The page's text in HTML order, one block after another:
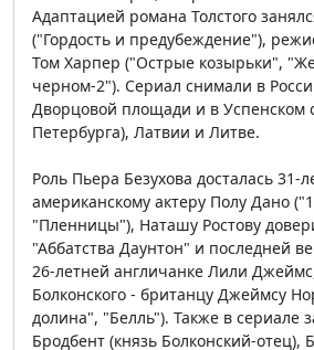
Адаптацией романа Толстого
("Гордость и предубеждение"),
Том Харпер ("Острые козырьки",
черном-2"). Сериал снимали в
Дворцовой площади и в Успенском
Петербурга), Латвии и Литве.
Роль Пьера Безухова досталась 31-
американскому актеру Полу Дано
"Пленницы"), Наташу Ростову
"Аббатства Даунтон" и последней
26-летней англичанке Лили
Болконского - британцу Джеймсу
долина", "Белль"). Также в сериале
Бродбент (князь Болконский-отец),